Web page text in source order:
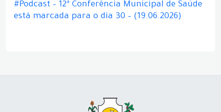
#Podcast – 12ª Conferência Municipal de Saúde
está marcada para o dia 30 – (19.06.2026)